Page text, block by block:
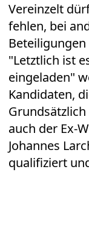
Vereinzelt
fehlen, bei
"Letztlich ist
eingeladen"
Kandidaten,
auch der Ex-
Johannes
qualifiziert